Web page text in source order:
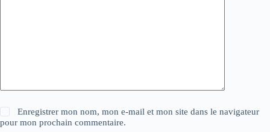
Enregistrer mon nom, mon e-mail et mon site dans le navigateur
pour mon prochain commentaire.